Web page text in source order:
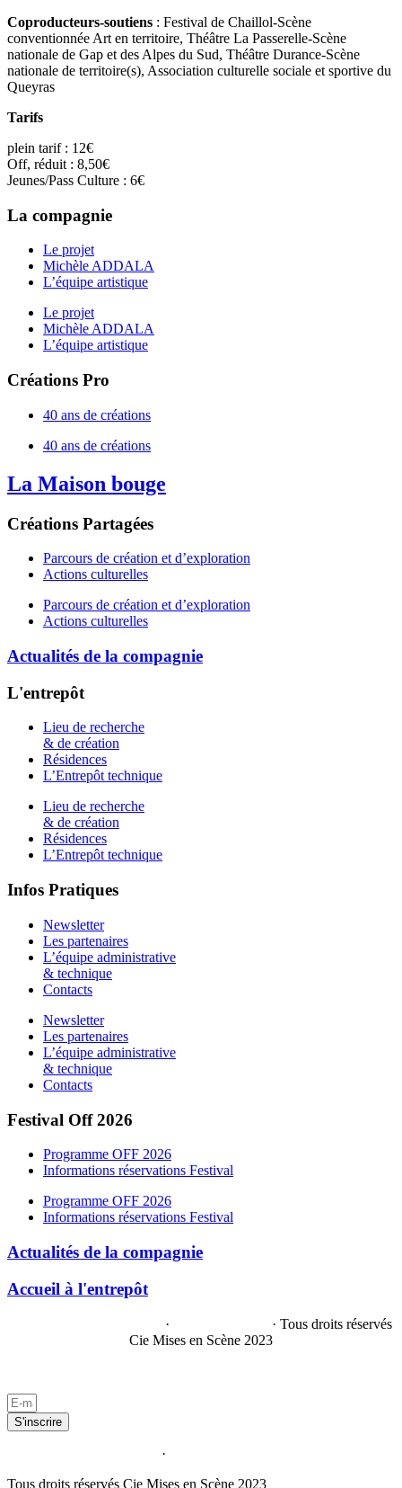
Coproducteurs-soutiens : Festival de Chaillol-Scène
conventionnée Art en territoire, Théâtre La Passerelle-Scène
nationale de Gap et des Alpes du Sud, Théâtre Durance-Scène
nationale de territoire(s), Association culturelle sociale et sportive du
Queyras
Tarifs
plein tarif : 12€
Off, réduit : 8,50€
Jeunes/Pass Culture : 6€
La compagnie
Le projet
Michèle ADDALA
L’équipe artistique
Le projet
Michèle ADDALA
L’équipe artistique
Créations Pro
40 ans de créations
40 ans de créations
La Maison bouge
Créations Partagées
Parcours de création et d’exploration
Actions culturelles
Parcours de création et d’exploration
Actions culturelles
Actualités de la compagnie
L'entrepôt
Lieu de recherche
& de création
Résidences
L’Entrepôt technique
Lieu de recherche
& de création
Résidences
L’Entrepôt technique
Infos Pratiques
Newsletter
Les partenaires
L’équipe administrative
& technique
Contacts
Newsletter
Les partenaires
L’équipe administrative
& technique
Contacts
Festival Off 2026
Programme OFF 2026
Informations réservations Festival
Programme OFF 2026
Informations réservations Festival
Actualités de la compagnie
Accueil à l'entrepôt
·
· Tous droits réservés
Cie Mises en Scène 2023
S'inscrire
·
Tous droits réservés Cie Mises en Scène 2023